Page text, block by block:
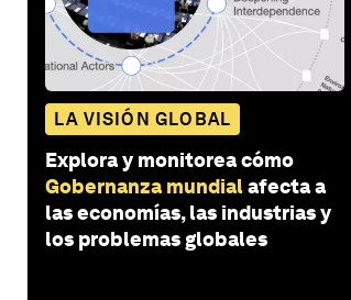
LA VISIÓN GLOBAL
Explora y monitorea cómo
Gobernanza mundialafecta a
las economías, las industrias y
los problemas globales